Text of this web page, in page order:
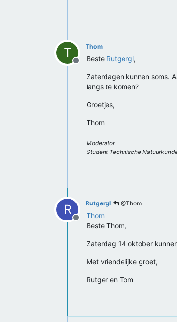
T
Offline
Thom
Beste Rutgergl,
Zaterdagen kunnen soms.
langs te komen?
Groetjes,
Thom
Moderator
Student Technische
R
Offline
Rutgergl @Thom
Thom
Beste Thom,
Zaterdag 14 oktober
Met vriendelijke groet,
Rutger en Tom